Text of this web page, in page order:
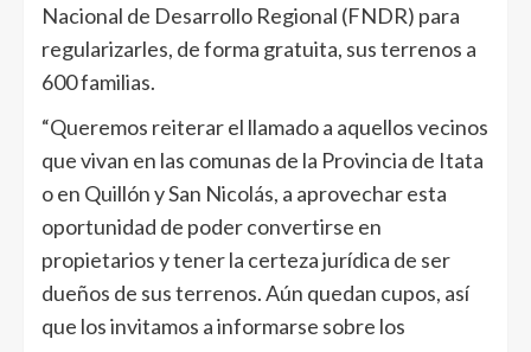
Nacional de Desarrollo Regional (FNDR) para
regularizarles, de forma gratuita, sus terrenos a
600 familias.
“Queremos reiterar el llamado a aquellos vecinos
que vivan en las comunas de la Provincia de Itata
o en Quillón y San Nicolás, a aprovechar esta
oportunidad de poder convertirse en
propietarios y tener la certeza jurídica de ser
dueños de sus terrenos. Aún quedan cupos, así
que los invitamos a informarse sobre los